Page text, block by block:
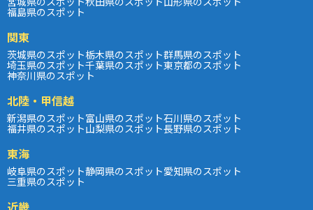
福島県のスポット
関東
茨城県のスポット栃木県のスポット群馬県のスポット
埼玉県のスポット千葉県のスポット東京都のスポット
神奈川県のスポット
北陸・甲信越
新潟県のスポット富山県のスポット石川県のスポット
福井県のスポット山梨県のスポット長野県のスポット
東海
岐阜県のスポット静岡県のスポット愛知県のスポット
三重県のスポット
近畿